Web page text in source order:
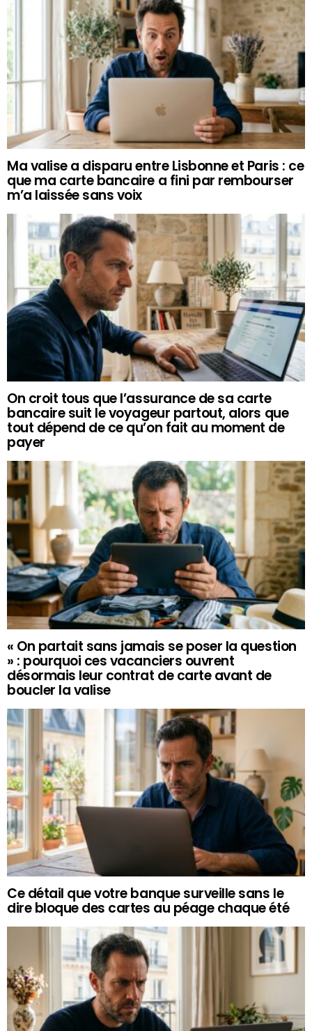
Ma valise a disparu entre Lisbonne et Paris : ce
que ma carte bancaire a fini par rembourser
m’a laissée sans voix
On croit tous que l’assurance de sa carte
bancaire suit le voyageur partout, alors que
tout dépend de ce qu’on fait au moment de
payer
« On partait sans jamais se poser la question
» : pourquoi ces vacanciers ouvrent
désormais leur contrat de carte avant de
boucler la valise
Ce détail que votre banque surveille sans le
dire bloque des cartes au péage chaque été